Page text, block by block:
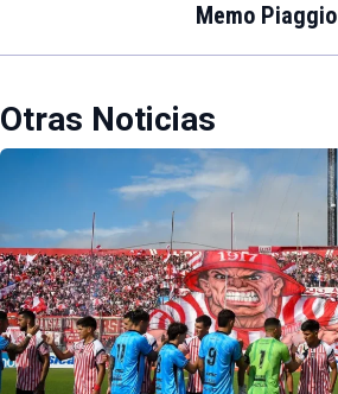
Memo Piaggio
Otras Noticias